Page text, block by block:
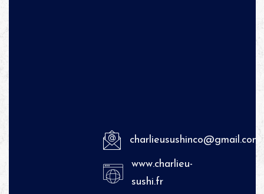
charlieusushinco@gmail.com
www.charlieu-
sushi.fr